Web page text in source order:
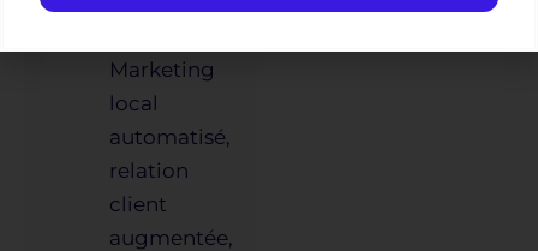
Marketing
local
automatisé,
relation
client
augmentée,